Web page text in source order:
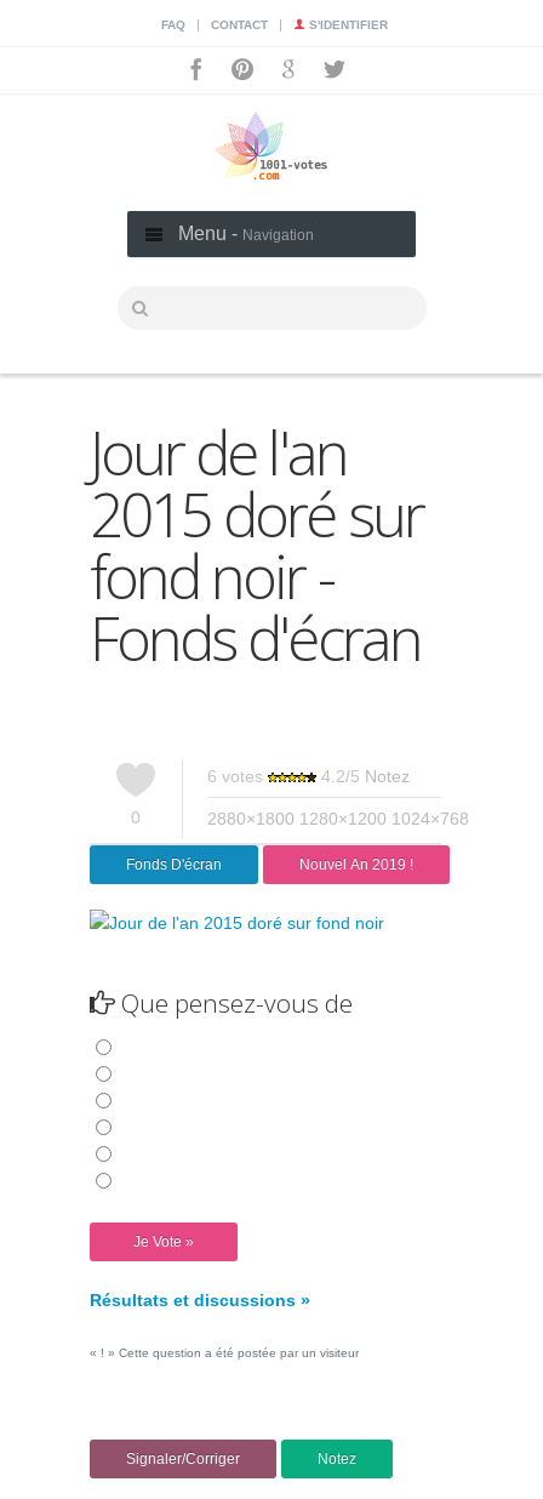
FAQ | CONTACT | S'IDENTIFIER
Menu - Navigation
Jour de l'an
2015 doré sur
fond noir -
Fonds d'écran
0
6 votes 4.2/5 Notez
2880×1800 1280×1200 1024×768
Fonds D'écran Nouvel An 2019 !
Que pensez-vous de
Résultats et discussions »
« ! » Cette question a été postée par un visiteur
Signaler/Corriger Notez